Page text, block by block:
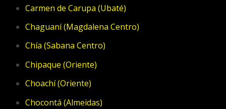
Carmen de Carupa (Ubaté)
Chaguaní (Magdalena Centro)
Chía (Sabana Centro)
Chipaque (Oriente)
Choachí (Oriente)
Chocontá (Almeidas)